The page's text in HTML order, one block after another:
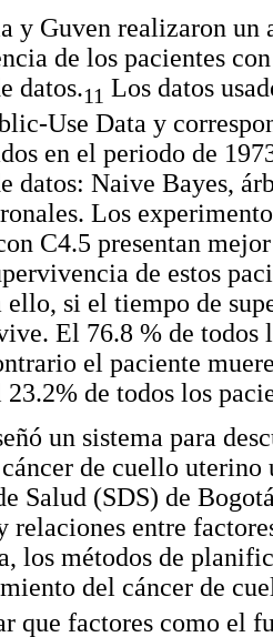
y Guven realizaron un
de los pacientes
datos.11 Los datos
Use Data y
en el periodo de
datos: Naive Bayes,
Los
C4.5 presentan
de estos
ello, si el tiempo de
El 76.8 % de todos
el paciente
de todos los
un sistema para
de cuello
Salud (SDS) de
relaciones entre
los métodos de
del cáncer de
que factores como el